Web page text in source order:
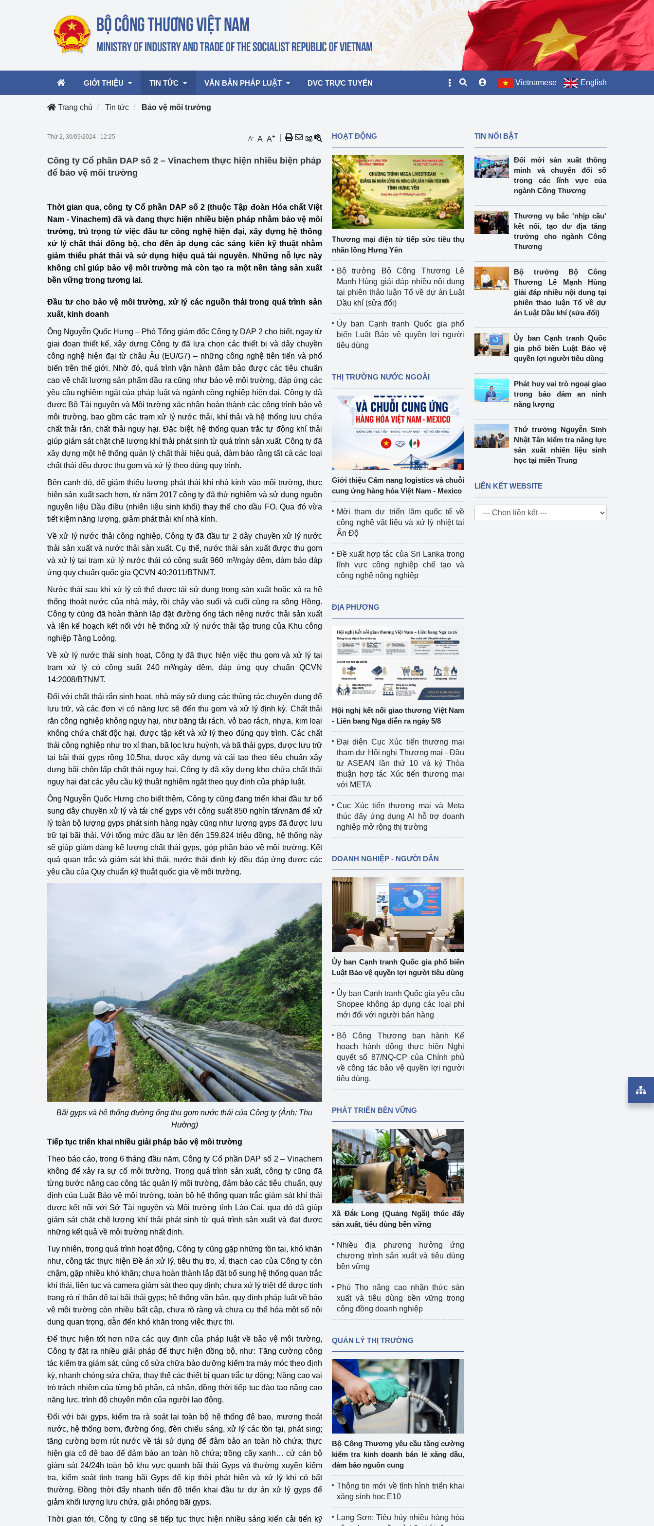
GIỚI THIỆU
Cơ cấu tổ chức
TIN TỨC
Hoạt động của Lãnh đạo Bộ
mại, Dịch vụ Việt Nam 2026
Hoạt động của Bộ trưởng
Công Thương - Công luận
Họp báo
Thông cáo báo chí
Điểm báo
Chuyển đổi số
Lịch sử phát triển
Phát triển nguồn nhân lực
Phát triển bền vững
Tổ chức kiểm định
Tổ chức kiểm định kỹ thuật an toàn lao
động thuộc thẩm quyền quản lý của
Bộ Công Thương
Tổ chức được cấp GCN đăng ký, hoạt
động kiểm định thiết bị, dụng cụ điện
làm việc ở môi trường không có nguy
hiểm khí, bụi nổ
Cơ sở sản xuất, sửa chữa chai chứa
LPG
nghiệp vụ kiểm định kỹ thuật an toàn
lao động
Văn hóa ngành Công Thương
Tái cơ cấu ngành Công Thương
Quản lý thị trường
Sử dụng năng lượng tiết kiệm và
hiệu quả
Hiệu quả năng lượng
Khoa học, công nghệ và đổi mới sáng
Thông báo
Bảo vệ môi trường
Album ảnh bảo vệ môi trường
Văn bản về môi trường
Bảo vệ nền tảng tư tưởng của Đảng
Doanh nghiệp - Người dân
Khu vực miền Trung
Khu vực miền Nam
Thị trường nước ngoàiHiệp định EVFTA
Thị trường châu Á – châu Phi
Thị trường trong nước
Đại hội XIV của Đảng vào cuộc sống
Chính sách
Sản xuất công nghiệp
Phát triển năng lượng
VĂN BẢN PHÁP LUẬT DVC TRỰC TUYẾN Vietnamese English
Trang chủ Tin tức Bảo vệ môi trường
Thứ 2, 30/09/2024 12:25 A- A A+
Công ty Cổ phần DAP số 2 – Vinachem thực hiện nhiều biện pháp
để bảo vệ môi trường
Thời gian qua, công ty Cổ phần DAP số 2 (thuộc Tập đoàn Hóa chất Việt
Nam - Vinachem) đã và đang thực hiện nhiều biện pháp nhằm bảo vệ môi
trường, trú trọng từ việc đầu tư công nghệ hiện đại, xây dựng hệ thống
xử lý chất thải đồng bộ, cho đến áp dụng các sáng kiến kỹ thuật nhằm
giảm thiểu phát thải và sử dụng hiệu quả tài nguyên. Những nỗ lực này
không chỉ giúp bảo vệ môi trường mà còn tạo ra một nền tảng sản xuất
bền vững trong tương lai.
Đầu tư cho bảo vệ môi trường, xử lý các nguồn thải trong quá trình sản
xuất, kinh doanh
Ông Nguyễn Quốc Hưng – Phó Tổng giám đốc Công ty DAP 2 cho biết, ngay từ
giai đoạn thiết kế, xây dựng Công ty đã lựa chọn các thiết bị và dây chuyền
công nghệ hiện đại từ châu Âu (EU/G7) – những công nghệ tiên tiến và phổ
biến trên thế giới. Nhờ đó, quá trình vận hành đảm bảo được các tiêu chuẩn
cao về chất lượng sản phẩm đầu ra cũng như bảo vệ môi trường, đáp ứng các
yêu cầu nghiêm ngặt của pháp luật và ngành công nghiệp hiện đại. Công ty đã
được Bộ Tài nguyên và Môi trường xác nhận hoàn thành các công trình bảo vệ
môi trường, bao gồm các trạm xử lý nước thải, khí thải và hệ thống lưu chứa
chất thải rắn, chất thải nguy hại. Đặc biệt, hệ thống quan trắc tự động khí thải
giúp giám sát chặt chẽ lượng khí thải phát sinh từ quá trình sản xuất. Công ty đã
xây dựng một hệ thống quản lý chất thải hiệu quả, đảm bảo rằng tất cả các loại
chất thải đều được thu gom và xử lý theo đúng quy trình.
Bên cạnh đó, để giảm thiểu lượng phát thải khí nhà kính vào môi trường, thực
hiện sản xuất sạch hơn, từ năm 2017 công ty đã thử nghiệm và sử dụng nguồn
nguyên liệu Dầu điều (nhiên liệu sinh khối) thay thế cho dầu FO. Qua đó vừa
tiết kiệm năng lượng, giảm phát thải khí nhà kính.
Về xử lý nước thải công nghiệp, Công ty đã đầu tư 2 dây chuyền xử lý nước
thải sản xuất và nước thải sản xuất. Cụ thể, nước thải sản xuất được thu gom
và xử lý tại trạm xử lý nước thải có công suất 960 m³/ngày đêm, đảm bảo đáp
ứng quy chuẩn quốc gia QCVN 40:2011/BTNMT.
Nước thải sau khi xử lý có thể được tái sử dụng trong sản xuất hoặc xả ra hệ
thống thoát nước của nhà máy, rồi chảy vào suối và cuối cùng ra sông Hồng.
Công ty cũng đã hoàn thành lắp đặt đường ống tách riêng nước thải sản xuất
và lên kế hoạch kết nối với hệ thống xử lý nước thải tập trung của Khu công
nghiệp Tằng Loỏng.
Về xử lý nước thải sinh hoạt, Công ty đã thực hiện việc thu gom và xử lý tại
trạm xử lý có công suất 240 m³/ngày đêm, đáp ứng quy chuẩn QCVN
14:2008/BTNMT.
Đối với chất thải rắn sinh hoạt, nhà máy sử dụng các thùng rác chuyên dụng để
lưu trữ, và các đơn vị có năng lực sẽ đến thu gom và xử lý định kỳ. Chất thải
rắn công nghiệp không nguy hại, như băng tải rách, vỏ bao rách, nhựa, kim loại
không chứa chất độc hại, được tập kết và xử lý theo đúng quy trình. Các chất
thải công nghiệp như tro xỉ than, bã lọc lưu huỳnh, và bã thải gyps, được lưu trữ
tại bãi thải gyps rộng 10,5ha, được xây dựng và cải tạo theo tiêu chuẩn xây
dựng bãi chôn lấp chất thải nguy hại. Công ty đã xây dựng kho chứa chất thải
nguy hại đạt các yêu cầu kỹ thuật nghiêm ngặt theo quy định của pháp luật.
Ông Nguyễn Quốc Hưng cho biết thêm, Công ty cũng đang triển khai đầu tư bổ
sung dây chuyền xử lý và tái chế gyps với công suất 850 nghìn tấn/năm để xử
lý toàn bộ lượng gyps phát sinh hàng ngày cũng như lượng gyps đã được lưu
trữ tại bãi thải. Với tổng mức đầu tư lên đến 159.824 triệu đồng, hệ thống này
sẽ giúp giảm đáng kể lượng chất thải gyps, góp phần bảo vệ môi trường. Kết
quả quan trắc và giám sát khí thải, nước thải định kỳ đều đáp ứng được các
yêu cầu của Quy chuẩn kỹ thuật quốc gia về môi trường.
Bãi gyps và hệ thống đường ống thu gom nước thải của Công ty (Ảnh: Thu
Hường)
Tiếp tục triển khai nhiều giải pháp bảo vệ môi trường
Theo báo cáo, trong 6 tháng đầu năm, Công ty Cổ phần DAP số 2 – Vinachem
không để xảy ra sự cố môi trường. Trong quá trình sản xuất, công ty cũng đã
từng bước nâng cao công tác quản lý môi trường, đảm bảo các tiêu chuẩn, quy
định của Luật Bảo vệ môi trường, toàn bộ hệ thống quan trắc giám sát khí thải
được kết nối với Sở Tài nguyên và Môi trường tỉnh Lào Cai, qua đó đã giúp
giám sát chặt chẽ lượng khí thải phát sinh từ quá trình sản xuất và đạt được
những kết quả về môi trường nhất định.
Tuy nhiên, trong quá trình hoạt động, Công ty cũng gặp những tồn tại, khó khăn
như, công tác thực hiện Đề án xử lý, tiêu thụ tro, xỉ, thạch cao của Công ty còn
chậm, gặp nhiều khó khăn; chưa hoàn thành lắp đặt bổ sung hệ thống quan trắc
khí thải, liên tục và camera giám sát theo quy định; chưa xử lý triệt để được tình
trạng rò rỉ thân đê tại bãi thải gyps; hệ thống văn bản, quy định pháp luật về bảo
vệ môi trường còn nhiều bất cập, chưa rõ ràng và chưa cụ thể hóa một số nội
dung quan trọng, dẫn đến khó khăn trong việc thực thi.
Để thực hiện tốt hơn nữa các quy định của pháp luật về bảo vệ môi trường,
Công ty đặt ra nhiều giải pháp để thực hiện đồng bộ, như: Tăng cường công
tác kiểm tra giám sát, củng cố sửa chữa bảo dưỡng kiểm tra máy móc theo định
kỳ, nhanh chóng sửa chữa, thay thế các thiết bị quan trắc tự động; Nâng cao vai
trò trách nhiệm của từng bộ phận, cá nhân, đồng thời tiếp tục đào tạo nâng cao
năng lực, trình độ chuyên môn của người lao động.
Đối với bãi gyps, kiểm tra rà soát lại toàn bộ hệ thống đê bao, mương thoát
nước, hệ thống bơm, đường ống, đèn chiếu sáng, xử lý các tồn tại, phát sing;
tăng cường bơm rút nước về tái sử dụng để đảm bảo an toàn hồ chứa; thực
hiện gia cố đê bao để đảm bảo an toàn hồ chứa; trồng cây xanh… cử cán bộ
giám sát 24/24h toàn bộ khu vực quanh bãi thải Gyps và thường xuyên kiểm
tra, kiểm soát tình trạng bãi Gyps để kịp thời phát hiện và xử lý khi có bất
thường. Đồng thời đẩy nhanh tiến độ triển khai đầu tư dự án xử lý gyps để
giảm khối lượng lưu chứa, giải phóng bãi gyps.
Thời gian tới, Công ty cũng sẽ tiếp tục thực hiện nhiều sáng kiến cải tiến kỹ
HOẠT ĐỘNG
Thương mại điện tử tiếp sức tiêu thụ
nhãn lồng Hưng Yên
Bộ trưởng Bộ Công Thương Lê
Mạnh Hùng giải đáp nhiều nội dung
tại phiên thảo luận Tổ về dự án Luật
Dầu khí (sửa đổi)
Ủy ban Cạnh tranh Quốc gia phổ
biến Luật Bảo vệ quyền lợi người
tiêu dùng
THỊ TRƯỜNG NƯỚC NGOÀI
Giới thiệu Cẩm nang logistics và chuỗi
cung ứng hàng hóa Việt Nam - Mexico
Mời tham dự triển lãm quốc tế về
công nghệ vật liệu và xử lý nhiệt tại
Ấn Độ
Đề xuất hợp tác của Sri Lanka trong
lĩnh vực công nghiệp chế tạo và
công nghệ nông nghiệp
ĐỊA PHƯƠNG
Hội nghị kết nối giao thương Việt Nam
- Liên bang Nga diễn ra ngày 5/8
Đại diện Cục Xúc tiến thương mại
tham dự Hội nghị Thương mại - Đầu
tư ASEAN lần thứ 10 và ký Thỏa
thuận hợp tác Xúc tiến thương mại
với META
Cục Xúc tiến thương mại và Meta
thúc đẩy ứng dụng AI hỗ trợ doanh
nghiệp mở rộng thị trường
DOANH NGHIỆP - NGƯỜI DÂN
Ủy ban Cạnh tranh Quốc gia phổ biến
Luật Bảo vệ quyền lợi người tiêu dùng
Ủy ban Cạnh tranh Quốc gia yêu cầu
Shopee không áp dụng các loại phí
mới đối với người bán hàng
Bộ Công Thương ban hành Kế
hoạch hành động thực hiện Nghị
quyết số 87/NQ-CP của Chính phủ
về công tác bảo vệ quyền lợi người
tiêu dùng.
PHÁT TRIỂN BỀN VỮNG
Xã Đắk Long (Quảng Ngãi) thúc đẩy
sản xuất, tiêu dùng bền vững
Nhiều địa phương hưởng ứng
chương trình sản xuất và tiêu dùng
bền vững
Phú Thọ nâng cao nhận thức sản
xuất và tiêu dùng bền vững trong
cộng đồng doanh nghiệp
QUẢN LÝ THỊ TRƯỜNG
Bộ Công Thương yêu cầu tăng cường
kiểm tra kinh doanh bán lẻ xăng dầu,
đảm bảo nguồn cung
Thông tin mới về tình hình triển khai
xăng sinh học E10
Lạng Sơn: Tiêu hủy nhiều hàng hóa
TIN NỔI BẬT
Đổi mới sản xuất thông
minh và chuyển đổi số
trong các lĩnh vực của
ngành Công Thương
Thương vụ bắc 'nhịp cầu'
kết nối, tạo dư địa tăng
trưởng cho ngành Công
Thương
Bộ trưởng Bộ Công
Thương Lê Mạnh Hùng
giải đáp nhiều nội dung tại
phiên thảo luận Tổ về dự
án Luật Dầu khí (sửa đổi)
Ủy ban Cạnh tranh Quốc
gia phổ biến Luật Bảo vệ
quyền lợi người tiêu dùng
Phát huy vai trò ngoại giao
trong bảo đảm an ninh
năng lượng
Thứ trưởng Nguyễn Sinh
Nhật Tân kiểm tra năng lực
sản xuất nhiên liệu sinh
học tại miền Trung
LIÊN KẾT WEBSITE